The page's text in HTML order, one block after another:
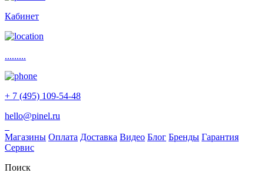
Кабинет
.........
+ 7 (495) 109-54-48
hello@pinel.ru
Магазины Оплата Доставка Видео Блог Бренды Гарантия
Сервис
Поиск